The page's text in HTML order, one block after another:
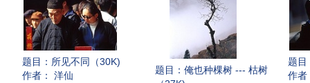
题目： 所见不同（30K)
作者： 洋仙
题目： 俺也种棵树 --- 枯树
题目
作者